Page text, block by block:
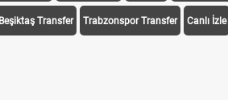
Beşiktaş Transfer Trabzonspor Transfer Canlı İzle